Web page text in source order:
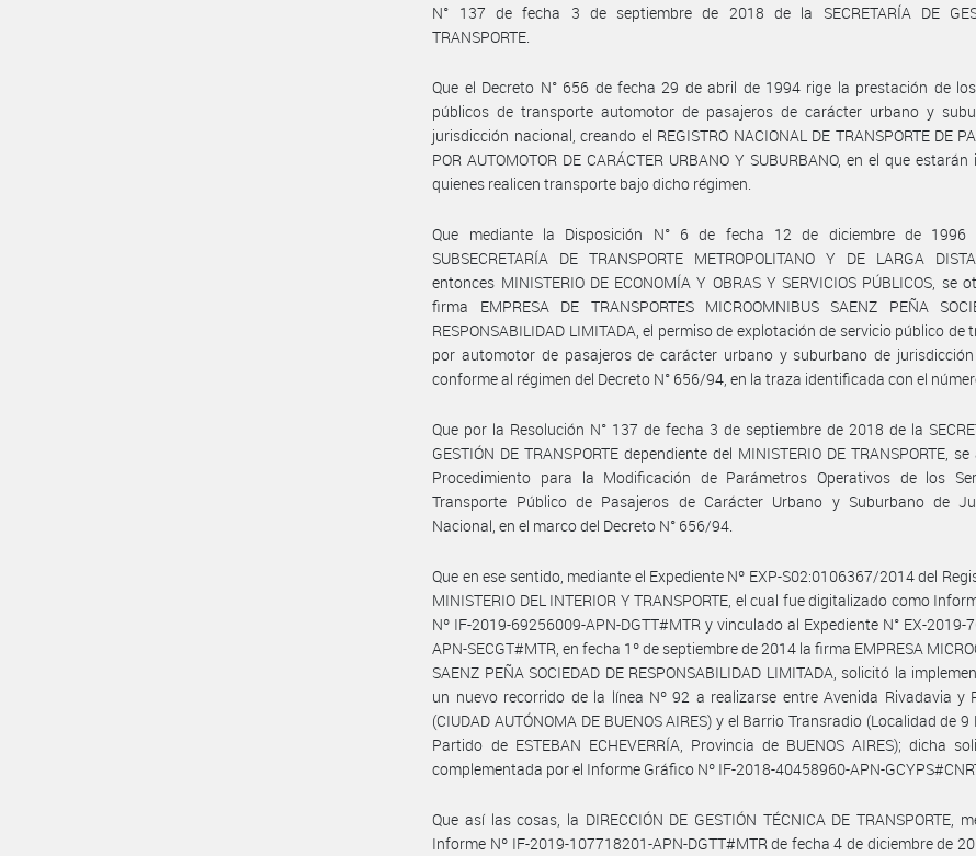
N° 137 de fecha 3 de septiembre de 2018 de la SECRETARÍA DE
TRANSPORTE.
Que el Decreto N° 656 de fecha 29 de abril de 1994 rige la prestación de
públicos de transporte automotor de pasajeros de carácter urbano y
jurisdicción nacional, creando el REGISTRO NACIONAL DE TRANSPORTE DE
POR AUTOMOTOR DE CARÁCTER URBANO Y SUBURBANO, en el que
quienes realicen transporte bajo dicho régimen.
Que mediante la Disposición N° 6 de fecha 12 de diciembre de
SUBSECRETARÍA DE TRANSPORTE METROPOLITANO Y DE LARGA
entonces MINISTERIO DE ECONOMÍA Y OBRAS Y SERVICIOS PÚBLICOS, se
firma EMPRESA DE TRANSPORTES MICROOMNIBUS SAENZ PEÑA
RESPONSABILIDAD LIMITADA, el permiso de explotación de servicio público de
por automotor de pasajeros de carácter urbano y suburbano de jurisdicción
conforme al régimen del Decreto N° 656/94, en la traza identificada con el
Que por la Resolución N° 137 de fecha 3 de septiembre de 2018 de la
GESTIÓN DE TRANSPORTE dependiente del MINISTERIO DE TRANSPORTE,
Procedimiento para la Modificación de Parámetros Operativos de los
Transporte Público de Pasajeros de Carácter Urbano y Suburbano de
Nacional, en el marco del Decreto N° 656/94.
Que en ese sentido, mediante el Expediente Nº EXP-S02:0106367/2014 del
MINISTERIO DEL INTERIOR Y TRANSPORTE, el cual fue digitalizado como
Nº IF-2019-69256009-APN-DGTT#MTR y vinculado al Expediente N° EX-2019-
APN-SECGT#MTR, en fecha 1º de septiembre de 2014 la firma EMPRESA
SAENZ PEÑA SOCIEDAD DE RESPONSABILIDAD LIMITADA, solicitó la
un nuevo recorrido de la línea Nº 92 a realizarse entre Avenida Rivadavia y
(CIUDAD AUTÓNOMA DE BUENOS AIRES) y el Barrio Transradio (Localidad de 9
Partido de ESTEBAN ECHEVERRÍA, Provincia de BUENOS AIRES); dicha
complementada por el Informe Gráfico Nº IF-2018-40458960-APN-
Que así las cosas, la DIRECCIÓN DE GESTIÓN TÉCNICA DE TRANSPORTE,
Informe Nº IF-2019-107718201-APN-DGTT#MTR de fecha 4 de diciembre de